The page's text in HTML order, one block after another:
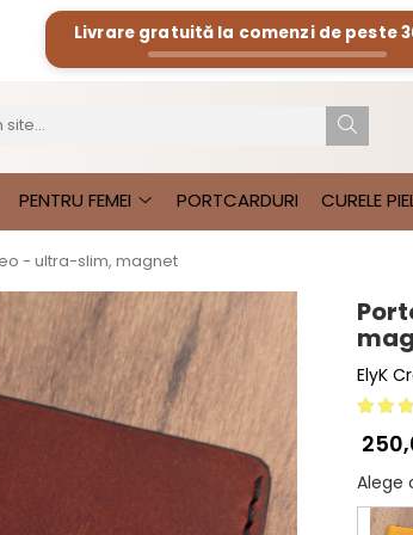
Livrare gratuită la comenzi de peste
PENTRU FEMEI PORTCARDURI CURELE
- ultra-slim, magnet
ElyK
Alege